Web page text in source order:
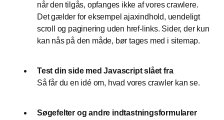
når den tilgås, opfanges ikke af vores crawlere.
Det gælder for eksempel ajaxindhold, uendeligt
scroll og paginering uden href-links. Sider, der kun
kan nås på den måde, bør tages med i sitemap.
Test din side med Javascript slået fra
Så får du en idé om, hvad vores crawler kan se.
Søgefelter og andre indtastningsformularer